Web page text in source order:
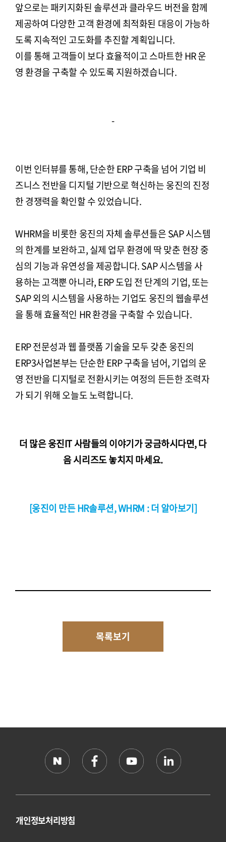
앞으로는 패키지화된 솔루션과 클라우드 버전을 함께
제공하여 다양한 고객 환경에 최적화된 대응이 가능하
도록 지속적인 고도화를 추진할 계획입니다.
이를 통해 고객들이 보다 효율적이고 스마트한 HR 운
영 환경을 구축할 수 있도록 지원하겠습니다.
-
이번 인터뷰를 통해, 단순한 ERP 구축을 넘어 기업 비
즈니스 전반을 디지털 기반으로 혁신하는 웅진의 진정
한 경쟁력을 확인할 수 있었습니다.
WHRM을 비롯한 웅진의 자체 솔루션들은 SAP 시스템
의 한계를 보완하고, 실제 업무 환경에 딱 맞춘 현장 중
심의 기능과 유연성을 제공합니다. SAP 시스템을 사
용하는 고객뿐 아니라, ERP 도입 전 단계의 기업, 또는
SAP 외의 시스템을 사용하는 기업도 웅진의 웹솔루션
을 통해 효율적인 HR 환경을 구축할 수 있습니다.
ERP 전문성과 웹 플랫폼 기술을 모두 갖춘 웅진의
ERP3사업본부는 단순한 ERP 구축을 넘어, 기업의 운
영 전반을 디지털로 전환시키는 여정의 든든한 조력자
가 되기 위해 오늘도 노력합니다.
더 많은 웅진IT 사람들의 이야기가 궁금하시다면, 다
음 시리즈도 놓치지 마세요.
[웅진이 만든 HR솔루션, WHRM : 더 알아보기]
목록보기
개인정보처리방침